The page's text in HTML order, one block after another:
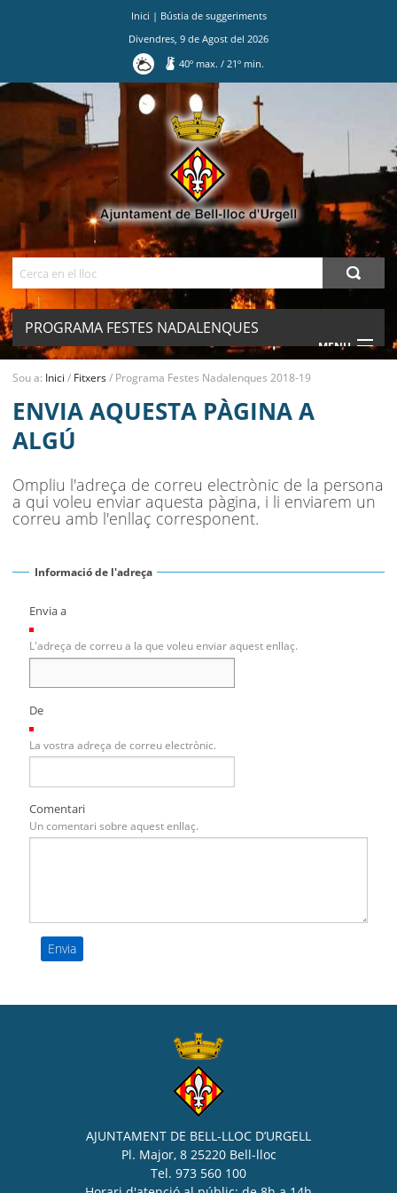
Inici | Bústia de suggeriments
Divendres 9 de Agost del 2026
40º max./ 21º min.
PROGRAMA FESTES NADALENQUES
2018-19
MENU
AJUNTAMENT
MUNICIPI
SEU ELECTRÒNICA
BELL-LLOC SOLUCIONA
Sou a: Inici / Fitxers/ Programa Festes Nadalenques 2018-19
ENVIA AQUESTA PÀGINA A
ALGÚ
Ompliu l'adreça de correu electrònic de la persona
a qui voleu enviar aquesta pàgina, i li enviarem un
correu amb l'enllaç corresponent.
Informació de l'adreça
Envia a
L'adreça de correu a la que voleu enviar aquest enllaç.
De
La vostra adreça de correu electrònic.
Comentari
Un comentari sobre aquest enllaç.
AJUNTAMENT DE BELL-LLOC D’URGELL
Pl. Major, 8 25220 Bell-lloc
Tel. 973 560 100